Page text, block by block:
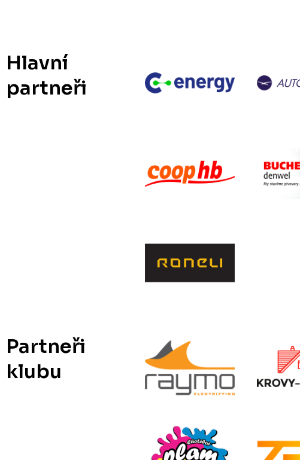
Hlavní
partneři
Partneři
klubu